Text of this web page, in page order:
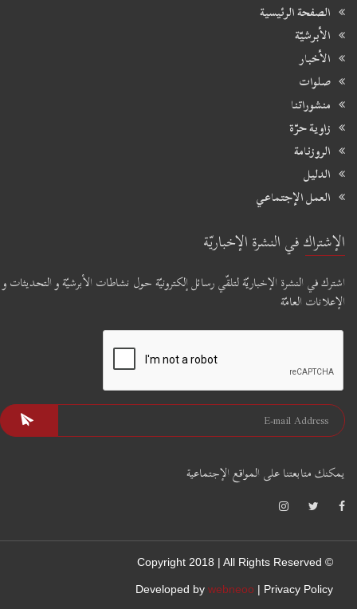
الصفحة الرئيسية
الأبرشيّة
الأخبار
صلوات
منشوراتنا
زاوية حرّة
الروزنامة
الدليل
العمل الإجتماعي
الإشتراك في النشرة الإخباريّة
اشترك في النشرة الإخباريّة لتلقّي رسائل إلكترونيّة حول نشاطات الأبرشيّة و التحديثات و
الإعلانات العامّة
يمكنك متابعتنا على المواقع الإجتماعية
© Copyright 2018 | All Rights Reserved
Developed by webneoo | Privacy Policy